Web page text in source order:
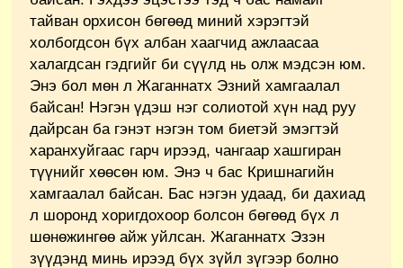
тайван орхисон бөгөөд миний хэрэгтэй
холбогдсон бүх албан хаагчид ажлаасаа
халагдсан гэдгийг би сүүлд нь олж мэдсэн юм.
Энэ бол мөн л Жаганнатх Эзний хамгаалал
байсан! Нэгэн үдэш нэг солиотой хүн над руу
дайрсан ба гэнэт нэгэн том биетэй эмэгтэй
харанхуйгаас гарч ирээд, чангаар хашгиран
түүнийг хөөсөн юм. Энэ ч бас Кришнагийн
хамгаалал байсан. Бас нэгэн удаад, би дахиад
л шоронд хоригдохоор болсон бөгөөд бүх л
шөнөжингөө айж уйлсан. Жаганнатх Эзэн
зүүдэнд минь ирээд бүх зүйл зүгээр болно